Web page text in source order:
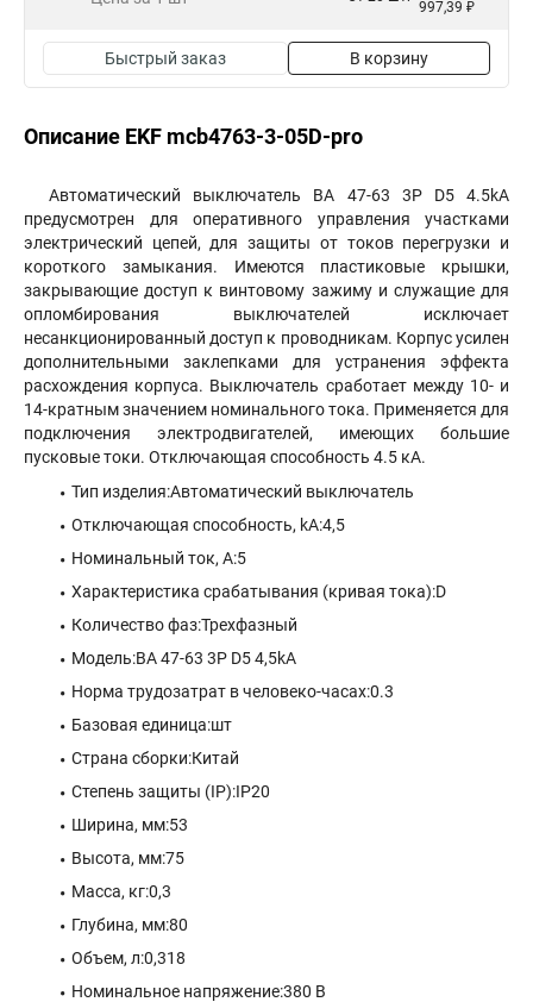
997,39 ₽
Быстрый заказ В корзину
Описание EKF mcb4763-3-05D-pro
Автоматический выключатель ВА 47-63 3P D5 4.5kA
предусмотрен для оперативного управления участками
электрический цепей, для защиты от токов перегрузки и
короткого замыкания. Имеются пластиковые крышки,
закрывающие доступ к винтовому зажиму и служащие для
опломбирования выключателей исключает
несанкционированный доступ к проводникам. Корпус усилен
дополнительными заклепками для устранения эффекта
расхождения корпуса. Выключатель сработает между 10- и
14-кратным значением номинального тока. Применяется для
подключения электродвигателей, имеющих большие
пусковые токи. Отключающая способность 4.5 кА.
Тип изделия:Автоматический выключатель
Отключающая способность, kA:4,5
Номинальный ток, А:5
Характеристика срабатывания (кривая тока):D
Количество фаз:Трехфазный
Модель:ВА 47-63 3P D5 4,5kA
Норма трудозатрат в человеко-часах:0.3
Базовая единица:шт
Страна сборки:Китай
Степень защиты (IP):IP20
Ширина, мм:53
Высота, мм:75
Масса, кг:0,3
Глубина, мм:80
Объем, л:0,318
Номинальное напряжение:380 В